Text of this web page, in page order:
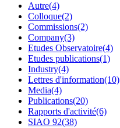
Autre(4)
Colloque(2)
Commissions(2)
Company(3)
Etudes Observatoire(4)
Etudes publications(1)
Industry(4)
Lettres d'information(10)
Media(4)
Publications(20)
Rapports d'activité(6)
SIAO 92(38)